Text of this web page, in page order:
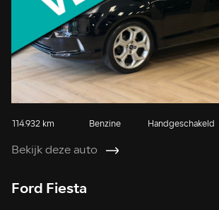
114.932 km Benzine Handgeschakeld
Bekijk deze auto
Ford Fiesta